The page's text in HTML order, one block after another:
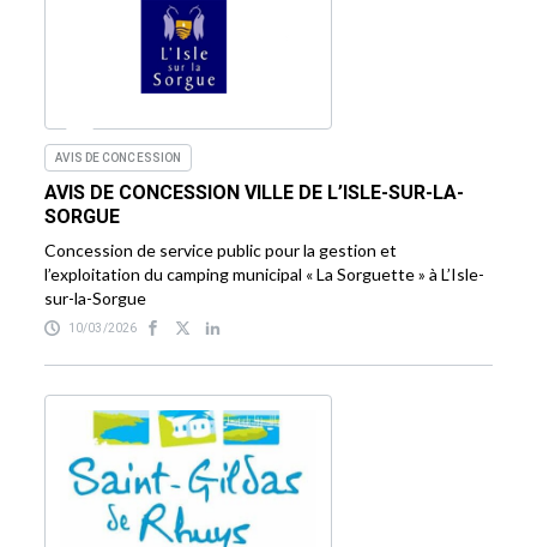
AVIS DE CONCESSION
AVIS DE CONCESSION VILLE DE L’ISLE-SUR-LA-
SORGUE
Concession de service public pour la gestion et
l’exploitation du camping municipal « La Sorguette » à L’Isle-
sur-la-Sorgue
10/03/2026